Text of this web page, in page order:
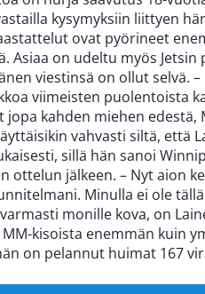
kysymyksiin liittyen
ovat pyörineet
Asiaa on udeltu myös
viestinsä on ollut selvä.
viimeisten puolentoista
jopa kahden miehen edestä,
vahvasti siltä, että
sillä hän sanoi
ottelun jälkeen. – Nyt aion
Minulla ei ole
monille kova, on
kisoista enemmän kuin
on pelannut huimat 167